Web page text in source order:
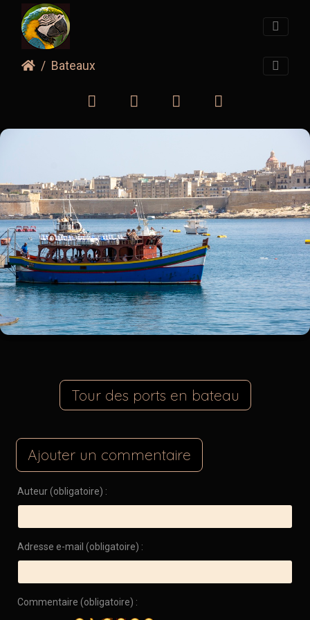
Bateaux
Tour des ports en bateau
Ajouter un commentaire
Auteur (obligatoire) :
Adresse e-mail (obligatoire) :
Commentaire (obligatoire) :